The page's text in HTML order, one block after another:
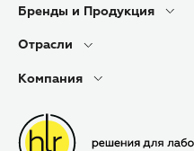
Бренды и Продукция
Отрасли
Компания